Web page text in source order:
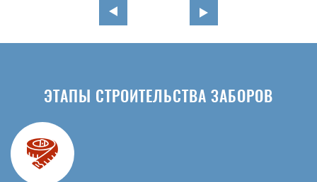
ЭТАПЫ СТРОИТЕЛЬСТВА ЗАБОРОВ